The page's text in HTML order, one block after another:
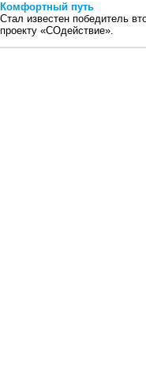
Комфортный путь
Стал известен победитель
проекту «СОдействие».